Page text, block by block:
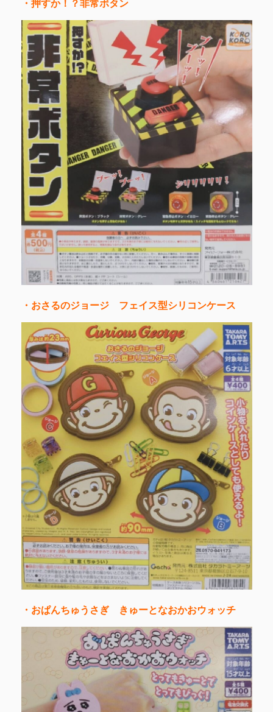
・押すか！？非常ボタン
・おさるのジョージ フェイス型シリコンケース
・おぱんちゅうさぎ きゅーとなおかおウォッチ